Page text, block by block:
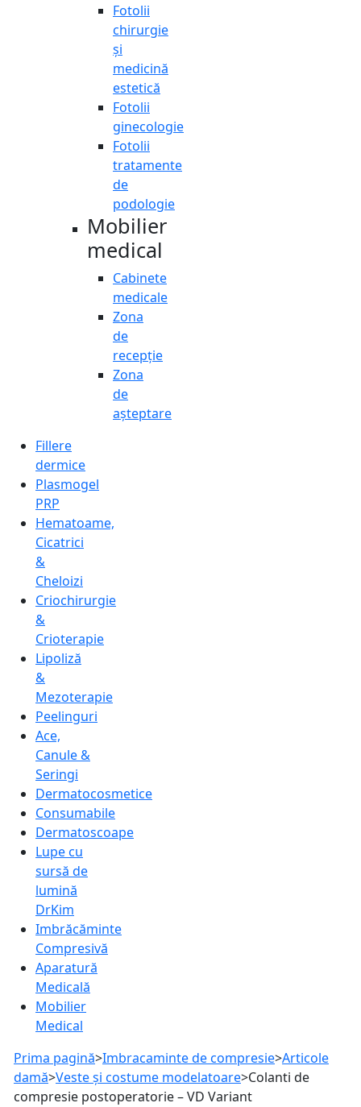
Fotolii
chirurgie
și
medicină
estetică
Fotolii
ginecologie
Fotolii
tratamente
de
podologie
Mobilier
medical
Cabinete
medicale
Zona
de
recepție
Zona
de
așteptare
Fillere
dermice
Plasmogel
PRP
Hematoame,
Cicatrici
&
Cheloizi
Criochirurgie
&
Crioterapie
Lipoliză
&
Mezoterapie
Peelinguri
Ace,
Canule &
Seringi
Dermatocosmetice
Consumabile
Dermatoscoape
Lupe cu
sursă de
lumină
DrKim
Imbrăcăminte
Compresivă
Aparatură
Medicală
Mobilier
Medical
Prima pagină>Imbracaminte de compresie>Articole
damă>Veste și costume modelatoare>Colanti de
compresie postoperatorie – VD Variant